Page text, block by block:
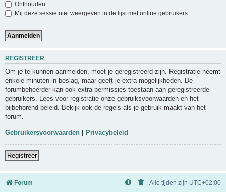
Onthouden
Mij deze sessie niet weergeven in de lijst met online gebruikers
REGISTREER
Om je te kunnen aanmelden, moet je geregistreerd zijn. Registratie neemt
enkele minuten in beslag, maar geeft je extra mogelijkheden. De
forumbeheerder kan ook extra permissies toestaan aan geregistreerde
gebruikers. Lees voor registratie onze gebruiksvoorwaarden en het
bijbehorend beleid. Bekijk ook de regels als je gebruik maakt van het
forum.
Gebruikersvoorwaarden Privacybeleid
Registreer
Forum Alle tijden zijn UTC+02:00